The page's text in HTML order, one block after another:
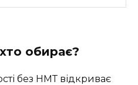
обирає?
без НМТ відкриває